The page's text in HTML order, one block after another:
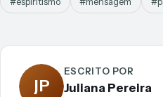
JP
ESCRITO POR
Juliana Pereira